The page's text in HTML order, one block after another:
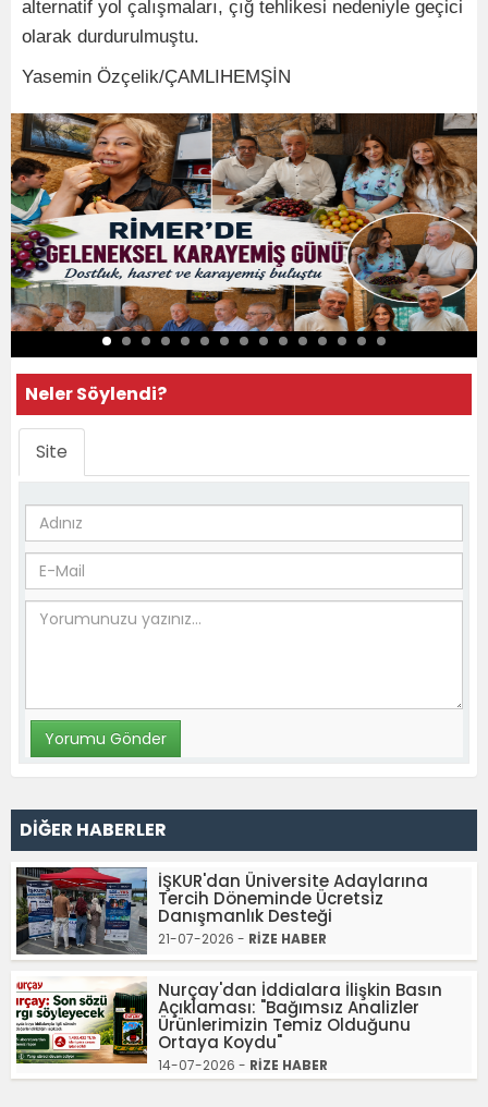
alternatif yol çalışmaları, çığ tehlikesi nedeniyle geçici
olarak durdurulmuştu.
Yasemin Özçelik/ÇAMLIHEMŞİN
Neler Söylendi?
Site
DİĞER HABERLER
İŞKUR'dan Üniversite Adaylarına
Tercih Döneminde Ücretsiz
Danışmanlık Desteği
21-07-2026 - RİZE HABER
Nurçay'dan İddialara İlişkin Basın
Açıklaması: "Bağımsız Analizler
Ürünlerimizin Temiz Olduğunu
Ortaya Koydu"
14-07-2026 - RİZE HABER